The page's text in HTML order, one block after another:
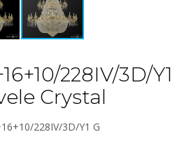
228IV/3D/Y1
Crystal
228IV/3D/Y1 G